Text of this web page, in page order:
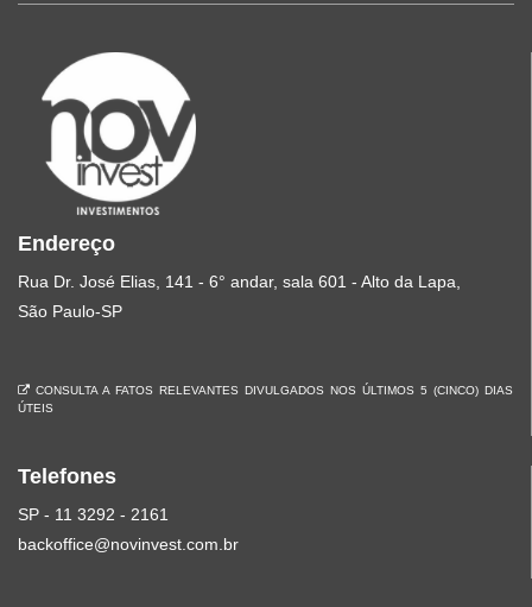
Endereço
Rua Dr. José Elias, 141 - 6° andar, sala 601 - Alto da Lapa,
São Paulo-SP
CONSULTA A FATOS RELEVANTES DIVULGADOS NOS ÚLTIMOS 5 (CINCO) DIAS
ÚTEIS
Telefones
SP - 11 3292 - 2161
backoffice@novinvest.com.br